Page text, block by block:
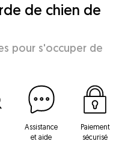
de chien de
pour s'occuper de
Assistance
et aide
Paiement
sécurisé